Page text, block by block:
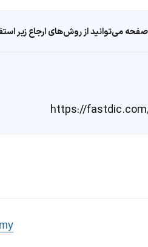
می‌توانید از روش‌های ارجاع زیر